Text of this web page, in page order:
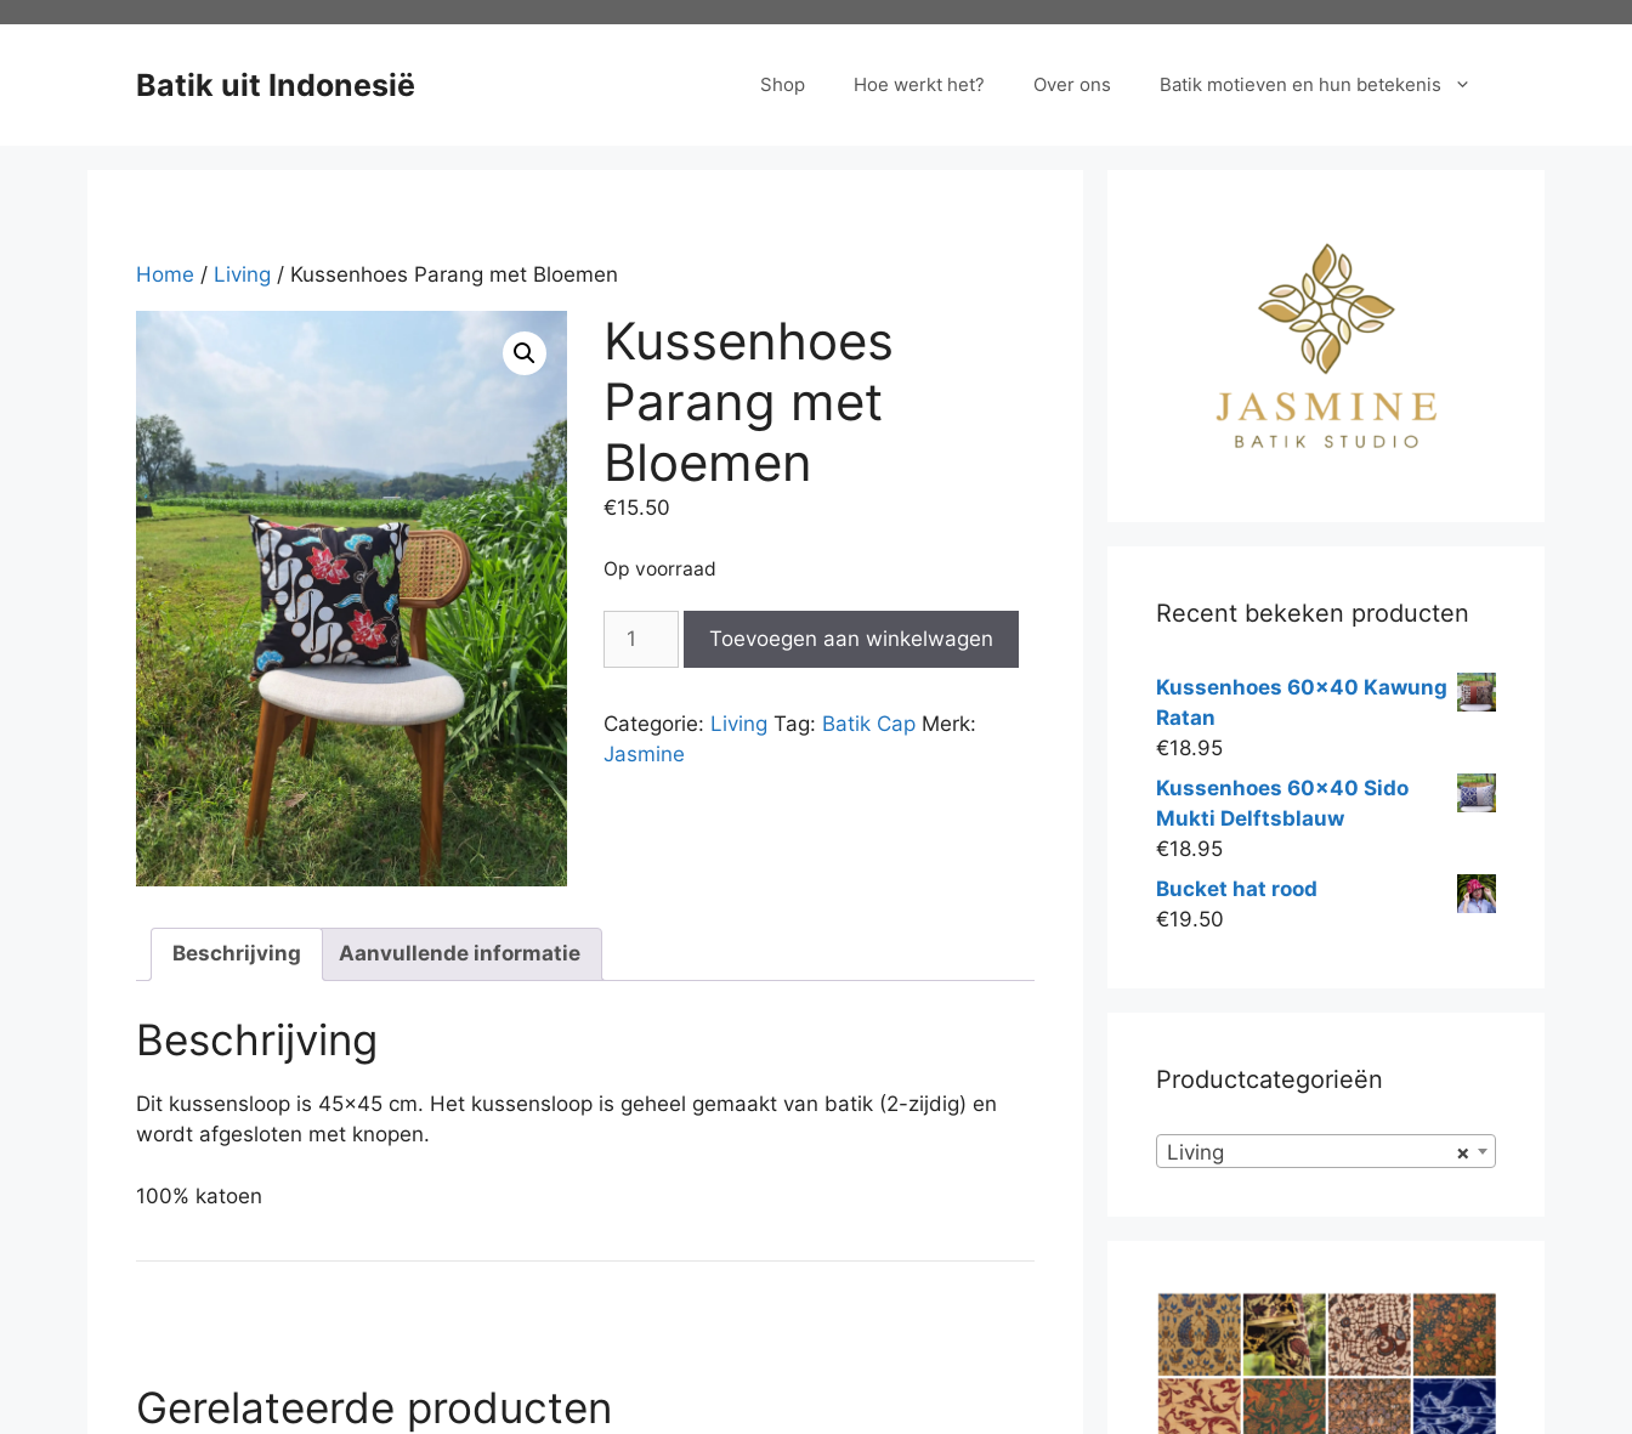
Batik uit Indonesië Shop Hoe werkt het? Over ons Batik motieven en hun betekenis
Home / Living / Kussenhoes Parang met Bloemen
Kussenhoes
Parang met
Bloemen
€15.50
Op voorraad
Parang
Bloemen
aantal
Toevoegen aan winkelwagen
Categorie: Living Tag: Batik Cap Merk:
Jasmine
Beschrijving Aanvullende informatie
Beschrijving
Dit kussensloop is 45×45 cm. Het kussensloop is geheel gemaakt van batik (2-zijdig) en
wordt afgesloten met knopen.
100% katoen
Gerelateerde producten
Recent bekeken producten
Kussenhoes 60x40 Kawung
Ratan
€18.95
Kussenhoes 60x40 Sido
Mukti Delftsblauw
€18.95
Bucket hat rood
€19.50
Productcategorieën
×
Living